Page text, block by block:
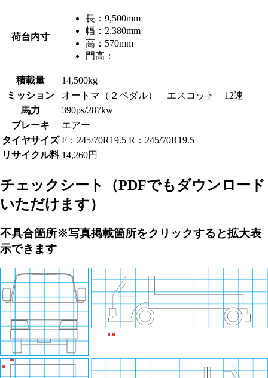
荷台内寸
長： 9,500mm
幅： 2,380mm
高： 570mm
門高：
積載量
14,500kg
ミッション
オートマ（２ペダル） エスコット 12速
馬力
390ps/287kw
ブレーキ
エアー
タイヤサイズ F：245/70R19.5 R：245/70R19.5
リサイクル料 14,260円
チェックシート
（PDFでもダウンロード
いただけます）
不具合箇所※写真掲載箇所をクリックすると拡大表
示できます